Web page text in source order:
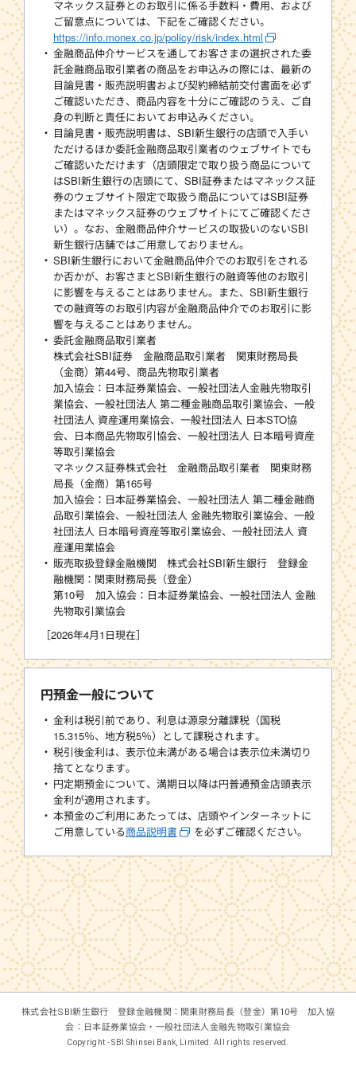
マネックス証券とのお取引に係る手数料・費用、および
ご留意点については、下記をご確認ください。
https://info.monex.co.jp/policy/risk/index.html
金融商品仲介サービスを通してお客さまの選択された委
託金融商品取引業者の商品をお申込みの際には、最新の
目論見書・販売説明書および契約締結前交付書面を必ず
ご確認いただき、商品内容を十分にご確認のうえ、ご自
身の判断と責任においてお申込みください。
目論見書・販売説明書は、SBI新生銀行の店頭で入手い
ただけるほか委託金融商品取引業者のウェブサイトでも
ご確認いただけます（店頭限定で取り扱う商品について
はSBI新生銀行の店頭にて、SBI証券またはマネックス証
券のウェブサイト限定で取扱う商品についてはSBI証券
またはマネックス証券のウェブサイトにてご確認くださ
い）。なお、金融商品仲介サービスの取扱いのないSBI
新生銀行店舗ではご用意しておりません。
SBI新生銀行において金融商品仲介でのお取引をされる
か否かが、お客さまとSBI新生銀行の融資等他のお取引
に影響を与えることはありません。また、SBI新生銀行
での融資等のお取引内容が金融商品仲介でのお取引に影
響を与えることはありません。
委託金融商品取引業者
株式会社SBI証券 金融商品取引業者 関東財務局長
（金商）第44号、商品先物取引業者
加入協会：日本証券業協会、一般社団法人金融先物取引
業協会、一般社団法人 第二種金融商品取引業協会、一般
社団法人 資産運用業協会、一般社団法人 日本STO協
会、日本商品先物取引協会、一般社団法人 日本暗号資産
等取引業協会
マネックス証券株式会社 金融商品取引業者 関東財務
局長（金商）第165号
加入協会：日本証券業協会、一般社団法人 第二種金融商
品取引業協会、一般社団法人 金融先物取引業協会、一般
社団法人 日本暗号資産等取引業協会、一般社団法人 資
産運用業協会
販売取扱登録金融機関 株式会社SBI新生銀行 登録金
融機関：関東財務局長（登金）
第10号 加入協会：日本証券業協会、一般社団法人 金融
先物取引業協会
［2026年4月1日現在］
円預金一般について
金利は税引前であり、利息は源泉分離課税（国税
15.315％、地方税5％）として課税されます。
税引後金利は、表示位未満がある場合は表示位未満切り
捨てとなります。
円定期預金について、満期日以降は円普通預金店頭表示
金利が適用されます。
本預金のご利用にあたっては、店頭やインターネットに
ご用意している商品説明書 を必ずご確認ください。
株式会社SBI新生銀行 登録金融機関：関東財務局長（登金）第10号 加入協
会：日本証券業協会・一般社団法人金融先物取引業協会
Copyright - SBI Shinsei Bank, Limited. All rights reserved.